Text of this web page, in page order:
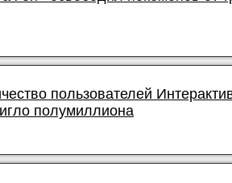
пользователей
полумиллиона